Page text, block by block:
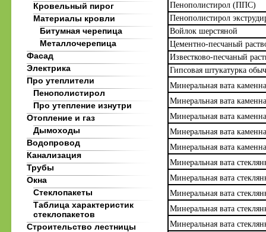
Кровельный пирог
Материалы кровли
Битумная черепица
Металлочерепица
Фасад
Электрика
Про утеплители
Пенополистирол
Про утепление изнутри
Отопление и газ
Дымоходы
Водопровод
Канализация
Трубы
Окна
Стеклопакеты
Таблица характеристик
стеклопакетов
Строительство лестницы
Пенополистирол (ППС)
Пенополистирол
Войлок шерстяной
Цементно-песчаный
Известково-песчаный
Гипсовая штукатурка
Минеральная вата
Минеральная вата
Минеральная вата
Минеральная вата
Минеральная вата
Минеральная вата
Минеральная вата
Минеральная вата
Минеральная вата
Минеральная вата